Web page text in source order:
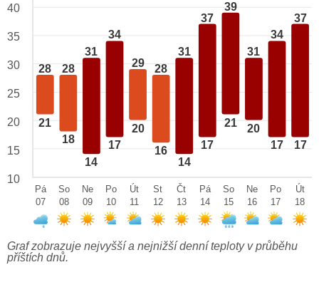
28
21
28
18
31
14
34
17
29
20
28
16
31
14
37
17
39
21
31
20
34
17
37
17
40
35
30
25
20
15
10
Pá
07
So
08
Ne
09
Po
10
Út
11
St
12
Čt
13
Pá
14
So
15
Ne
16
Po
17
Út
18
Graf zobrazuje nejvyšší a nejnižší denní teploty v průběhu
příštích dnů.